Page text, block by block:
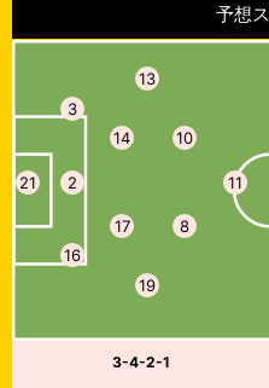
予想
13
3
14
10
21 2 11
17
8
16
19
3-4-2-1